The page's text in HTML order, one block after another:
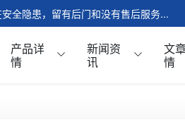
全隐患，留有后门和没有售后服务...
产品详
情
新闻资
讯
文
情